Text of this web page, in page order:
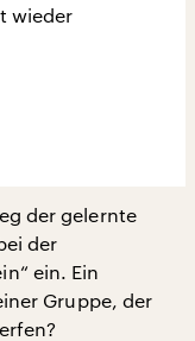
wieder
der gelernte
der
ein. Ein
Gruppe, der